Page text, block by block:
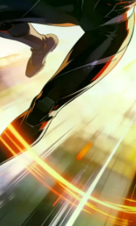
ٹیمپلیٹس دیکھیں